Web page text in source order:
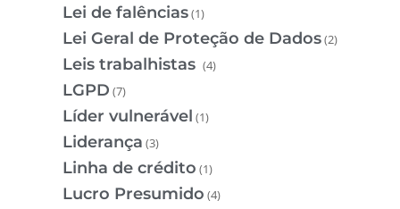
Lei de falências(1)
Lei Geral de Proteção de Dados(2)
Leis trabalhistas (4)
LGPD (7)
Líder vulnerável (1)
Liderança (3)
Linha de crédito (1)
Lucro Presumido (4)